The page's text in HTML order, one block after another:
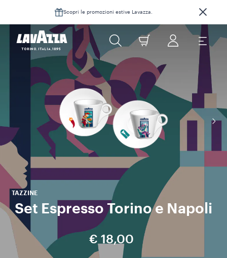
Scopri le promozioni estive Lavazza.
TAZZINE
Set Espresso Torino e Napoli
€ 18,00